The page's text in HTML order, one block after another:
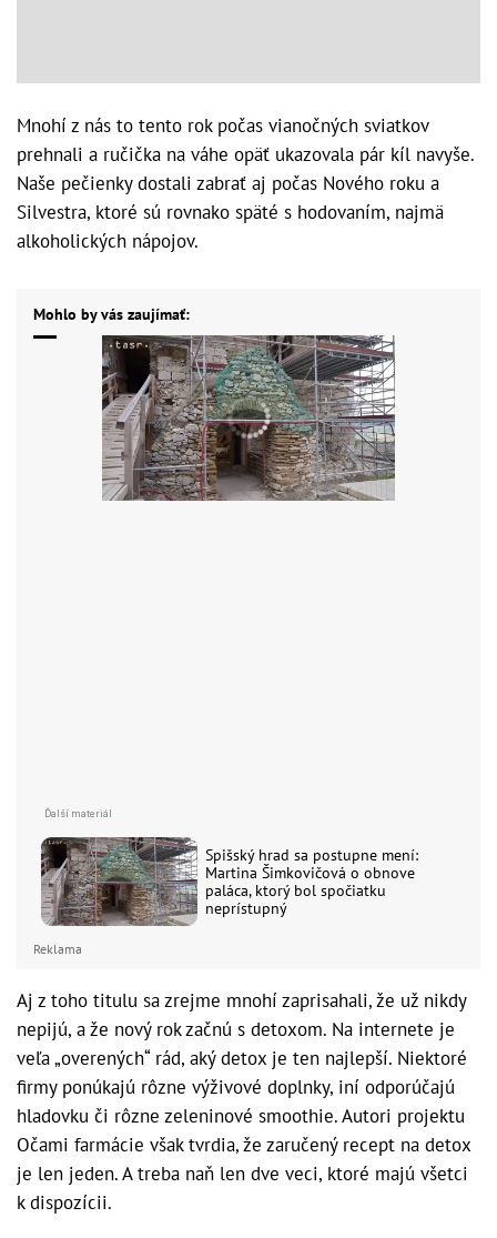
Mnohí z nás to tento rok počas vianočných sviatkov
prehnali a ručička na váhe opäť ukazovala pár kíl navyše.
Naše pečienky dostali zabrať aj počas Nového roku a
Silvestra, ktoré sú rovnako späté s hodovaním, najmä
alkoholických nápojov.
Mohlo by vás zaujímať:
Spišský hrad sa postupne mení:
Martina Šimkovičová o obnove
paláca, ktorý bol spočiatku
neprístupný
Reklama
Aj z toho titulu sa zrejme mnohí zaprisahali, že už nikdy
nepijú, a že nový rok začnú s detoxom. Na internete je
veľa „overených“ rád, aký detox je ten najlepší. Niektoré
firmy ponúkajú rôzne výživové doplnky, iní odporúčajú
hladovku či rôzne zeleninové smoothie. Autori projektu
Očami farmácie však tvrdia, že zaručený recept na detox
je len jeden. A treba naň len dve veci, ktoré majú všetci
k dispozícii.